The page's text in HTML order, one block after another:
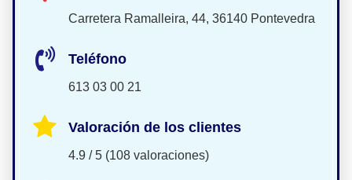
Carretera Ramalleira, 44, 36140 Pontevedra
Teléfono
613 03 00 21
Valoración de los clientes
4.9 / 5 (108 valoraciones)